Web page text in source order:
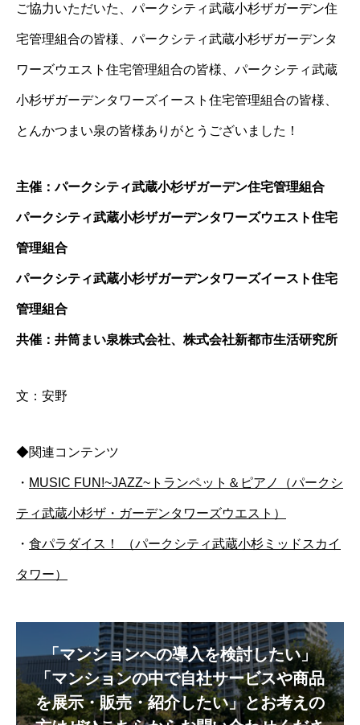
ご協力いただいた、パークシティ武蔵小杉ザガーデン住
宅管理組合の皆様、パークシティ武蔵小杉ザガーデンタ
ワーズウエスト住宅管理組合の皆様、パークシティ武蔵
小杉ザガーデンタワーズイースト住宅管理組合の皆様、
とんかつまい泉の皆様ありがとうございました！
主催：パークシティ武蔵小杉ザガーデン住宅管理組合
パークシティ武蔵小杉ザガーデンタワーズウエスト住宅
管理組合
パークシティ武蔵小杉ザガーデンタワーズイースト住宅
管理組合
共催：井筒まい泉株式会社、株式会社新都市生活研究所
文：安野
◆関連コンテンツ
・ MUSIC FUN!~JAZZ~トランペット＆ピアノ（パークシ
ティ武蔵小杉ザ・ガーデンタワーズウエスト）
・ 食パラダイス！ （パークシティ武蔵小杉ミッドスカイ
タワー）
「マンションへの導入を検討したい」
「マンションの中で自社サービスや商品
を展示・販売・紹介したい」とお考えの